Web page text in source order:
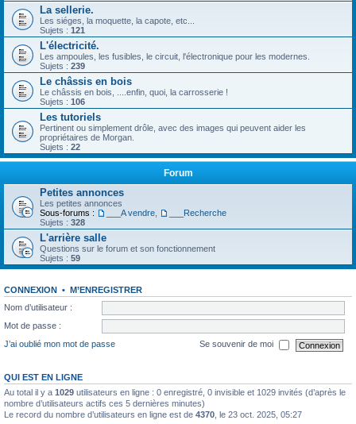
La sellerie.
Les siéges, la moquette, la capote, etc...
Sujets : 121
L'électricité.
Les ampoules, les fusibles, le circuit, l'électronique pour les modernes.
Sujets : 239
Le châssis en bois
Le châssis en bois, ....enfin, quoi, la carrosserie !
Sujets : 106
Les tutoriels
Pertinent ou simplement drôle, avec des images qui peuvent aider les
propriétaires de Morgan.
Sujets : 22
Forum
Petites annonces
Les petites annonces
Sous-forums :
___A vendre
___Recherche
Sujets : 328
L'arrière salle
Questions sur le forum et son fonctionnement
Sujets : 59
CONNEXION • M’ENREGISTRER
Nom d’utilisateur :
Mot de passe :
J’ai oublié mon mot de passe
Se souvenir de moi
QUI EST EN LIGNE
Au total il y a 1029 utilisateurs en ligne : 0 enregistré, 0 invisible et 1029 invités (d’après le
nombre d’utilisateurs actifs ces 5 dernières minutes)
Le record du nombre d’utilisateurs en ligne est de 4370 , le 23 oct. 2025, 05:27